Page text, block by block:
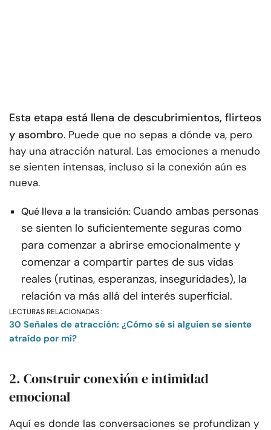
Esta etapa está llena de descubrimientos, flirteos
y asombro. Puede que no sepas a dónde va, pero
hay una atracción natural. Las emociones a menudo
se sienten intensas, incluso si la conexión aún es
nueva.
Qué lleva a la transición: Cuando ambas personas
se sienten lo suficientemente seguras como
para comenzar a abrirse emocionalmente y
comenzar a compartir partes de sus vidas
reales (rutinas, esperanzas, inseguridades), la
relación va más allá del interés superficial.
LECTURAS RELACIONADAS :
30 Señales de atracción: ¿Cómo sé si alguien se siente
atraído por mí?
2. Construir conexión e intimidad
emocional
Aquí es donde las conversaciones se profundizan y